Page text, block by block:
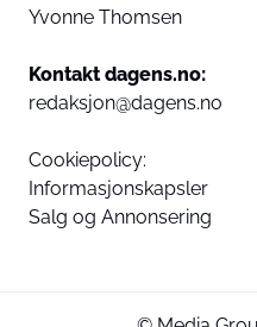
Yvonne Thomsen
Kontakt dagens.no:
redaksjon@dagens.no
Cookiepolicy:
Informasjonskapsler
Salg og Annonsering